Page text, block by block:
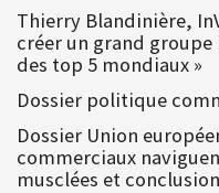
Thierry Blandinière,
créer un grand
des top 5 mondiaux »
Dossier politique
Dossier Union
commerciaux
musclées et